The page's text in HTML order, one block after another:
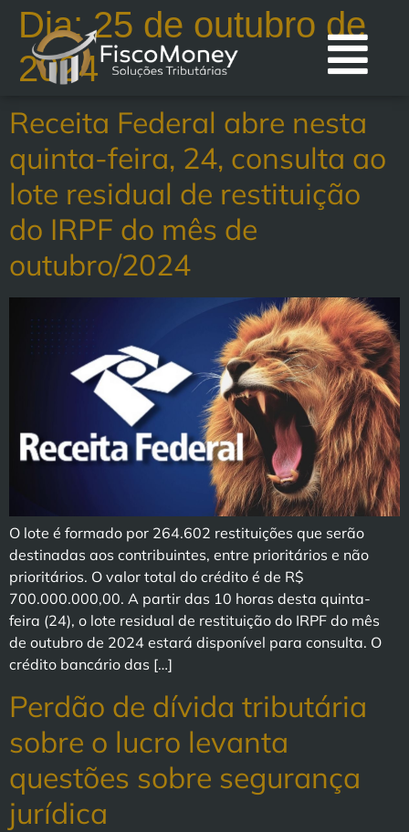
Dia:25 de outubro de
2024
Receita Federal abre nesta
quinta-feira, 24, consulta ao
lote residual de restituição
do IRPF do mês de
outubro/2024
O lote é formado por 264.602 restituições que serão
destinadas aos contribuintes, entre prioritários e não
prioritários. O valor total do crédito é de R$
700.000.000,00. A partir das 10 horas desta quinta-
feira (24), o lote residual de restituição do IRPF do mês
de outubro de 2024 estará disponível para consulta. O
crédito bancário das […]
Perdão de dívida tributária
sobre o lucro levanta
questões sobre segurança
jurídica